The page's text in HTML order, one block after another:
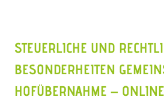
STEUERLICHE UND
BESONDERHEITEN
HOFÜBERNAHME – ONLINE